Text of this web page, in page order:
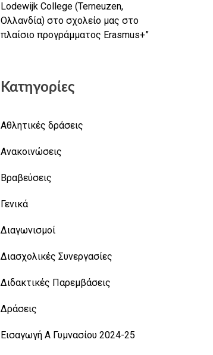
Lodewijk College (Terneuzen,
Ολλανδία) στο σχολείο μας στο
πλαίσιο προγράμματος Erasmus+”
Κατηγορίες
Αθλητικές δράσεις
Ανακοινώσεις
Βραβεύσεις
Γενικά
Διαγωνισμοί
Διασχολικές Συνεργασίες
Διδακτικές Παρεμβάσεις
Δράσεις
Εισαγωγή Α Γυμνασίου 2024-25